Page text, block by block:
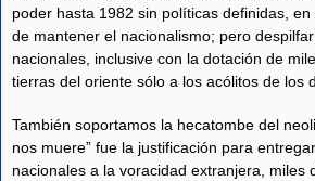
poder hasta 1982 sin políticas definidas,
de mantener el nacionalismo; pero
nacionales, inclusive con la dotación de
tierras del oriente sólo a los acólitos de los
También soportamos la hecatombe del
nos muere” fue la justificación para
nacionales a la voracidad extranjera, miles